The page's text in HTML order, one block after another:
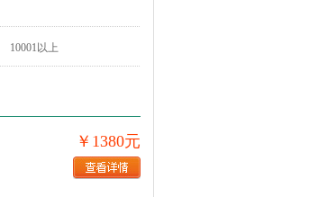
10001以上
￥1380元